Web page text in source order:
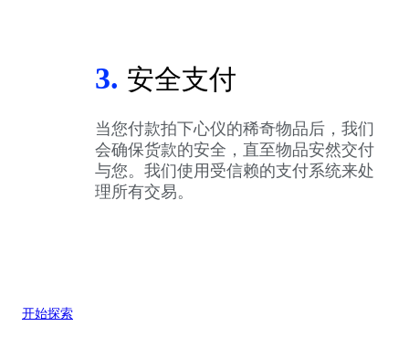
3. 安全支付
当您付款拍下心仪的稀奇物品后，我们
会确保货款的安全，直至物品安然交付
与您。我们使用受信赖的支付系统来处
理所有交易。
开始探索